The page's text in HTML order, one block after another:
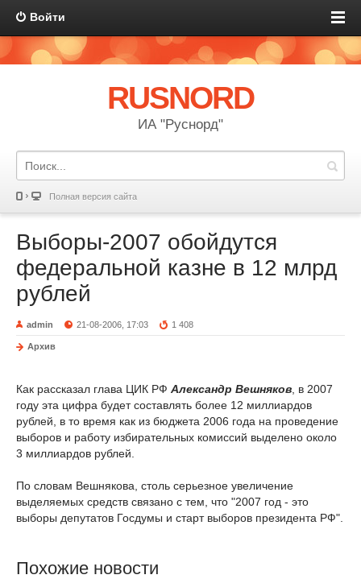
Войти
RUSNORD
ИА "Руснорд"
Полная версия сайта
Выборы-2007 обойдутся
федеральной казне в 12 млрд
рублей
admin 21-08-2006, 17:03 1 408
Архив
Как рассказал глава ЦИК РФ Александр Вешняков , в 2007
году эта цифра будет составлять более 12 миллиардов
рублей, в то время как из бюджета 2006 года на проведение
выборов и работу избирательных комиссий выделено около
3 миллиардов рублей.
По словам Вешнякова, столь серьезное увеличение
выделяемых средств связано с тем, что "2007 год - это
выборы депутатов Госдумы и старт выборов президента РФ".
Похожие новости